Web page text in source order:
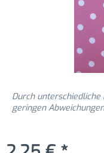
Durch
geringen